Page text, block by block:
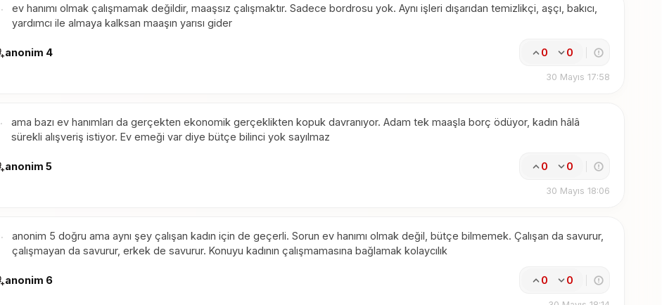
.
ev hanımı olmak çalışmamak değildir, maaşsız çalışmaktır. Sadece bordrosu yok. Aynı işleri dışarıdan temizlikçi, aşçı, bakıcı,
yardımcı ile almaya kalksan maaşın yarısı gider
anonim 4 0 0
30 Mayıs 17:58
.
ama bazı ev hanımları da gerçekten ekonomik gerçeklikten kopuk davranıyor. Adam tek maaşla borç ödüyor, kadın hâlâ
sürekli alışveriş istiyor. Ev emeği var diye bütçe bilinci yok sayılmaz
anonim 5 0 0
30 Mayıs 18:06
.
anonim 5 doğru ama aynı şey çalışan kadın için de geçerli. Sorun ev hanımı olmak değil, bütçe bilmemek. Çalışan da savurur,
çalışmayan da savurur, erkek de savurur. Konuyu kadının çalışmamasına bağlamak kolaycılık
anonim 6 0 0